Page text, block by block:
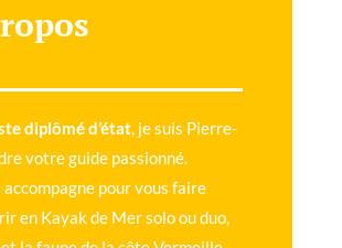
diplômé d’état, je suis Pierre-
votre guide passionné.
accompagne pour vous faire
en Kayak de Mer solo ou duo,